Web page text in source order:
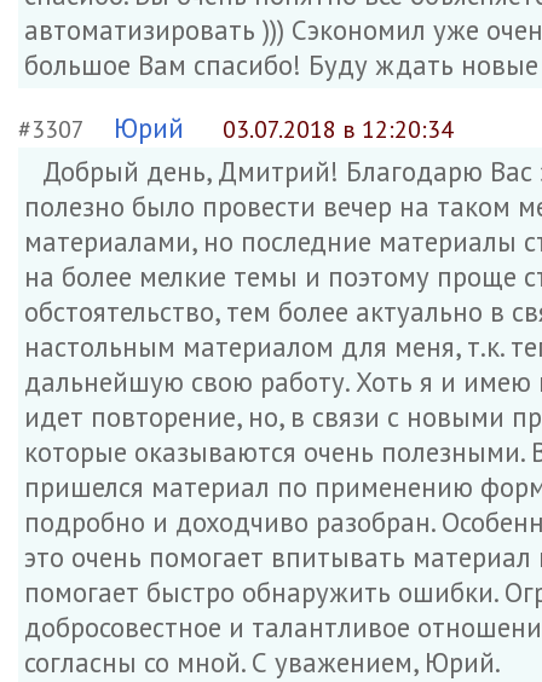
автоматизировать ))) Сэкономил уже
большое Вам спасибо! Буду ждать
#3307 Юрий 03.07.2018 в 12:20:34
Добрый день, Дмитрий! Благодарю
полезно было провести вечер на таком
материалами, но последние материалы
на более мелкие темы и поэтому проще
обстоятельство, тем более актуально в
настольным материалом для меня, т.к.
дальнейшую свою работу. Хоть я и
идет повторение, но, в связи с новыми
которые оказываются очень полезными.
пришелся материал по применению
подробно и доходчиво разобран.
это очень помогает впитывать
помогает быстро обнаружить ошибки.
добросовестное и талантливое
согласны со мной. С уважением, Юрий.